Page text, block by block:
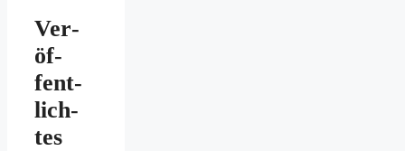
Ver­
öf­
fent­
lich­
tes